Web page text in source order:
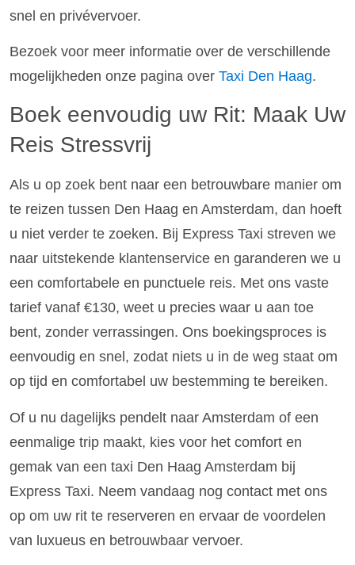
snel en privévervoer.
Bezoek voor meer informatie over de verschillende
mogelijkheden onze pagina over Taxi Den Haag.
Boek eenvoudig uw Rit: Maak Uw
Reis Stressvrij
Als u op zoek bent naar een betrouwbare manier om
te reizen tussen Den Haag en Amsterdam, dan hoeft
u niet verder te zoeken. Bij Express Taxi streven we
naar uitstekende klantenservice en garanderen we u
een comfortabele en punctuele reis. Met ons vaste
tarief vanaf €130, weet u precies waar u aan toe
bent, zonder verrassingen. Ons boekingsproces is
eenvoudig en snel, zodat niets u in de weg staat om
op tijd en comfortabel uw bestemming te bereiken.
Of u nu dagelijks pendelt naar Amsterdam of een
eenmalige trip maakt, kies voor het comfort en
gemak van een taxi Den Haag Amsterdam bij
Express Taxi. Neem vandaag nog contact met ons
op om uw rit te reserveren en ervaar de voordelen
van luxueus en betrouwbaar vervoer.